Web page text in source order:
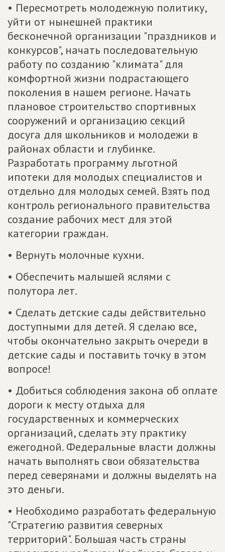
• Пересмотреть молодежную политику,
уйти от нынешней практики
бесконечной организации "праздников и
конкурсов", начать последовательную
работу по созданию "климата" для
комфортной жизни подрастающего
поколения в нашем регионе. Начать
плановое строительство спортивных
сооружений и организацию секций
досуга для школьников и молодежи в
районах области и глубинке.
Разработать программу льготной
ипотеки для молодых специалистов и
отдельно для молодых семей. Взять под
контроль регионального правительства
создание рабочих мест для этой
категории граждан.
• Вернуть молочные кухни.
• Обеспечить малышей яслями с
полутора лет.
• Сделать детские сады действительно
доступными для детей. Я сделаю все,
чтобы окончательно закрыть очереди в
детские сады и поставить точку в этом
вопросе!
• Добиться соблюдения закона об оплате
дороги к месту отдыха для
государственных и коммерческих
организаций, сделать эту практику
ежегодной. Федеральные власти должны
начать выполнять свои обязательства
перед северянами и должны выделять на
это деньги.
• Необходимо разработать федеральную
"Стратегию развития северных
территорий". Большая часть страны